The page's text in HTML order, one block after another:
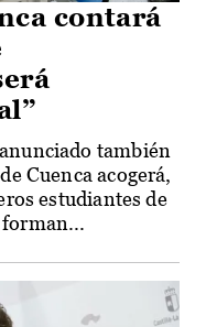
contará
también
Cuenca acogerá,
estudiantes de